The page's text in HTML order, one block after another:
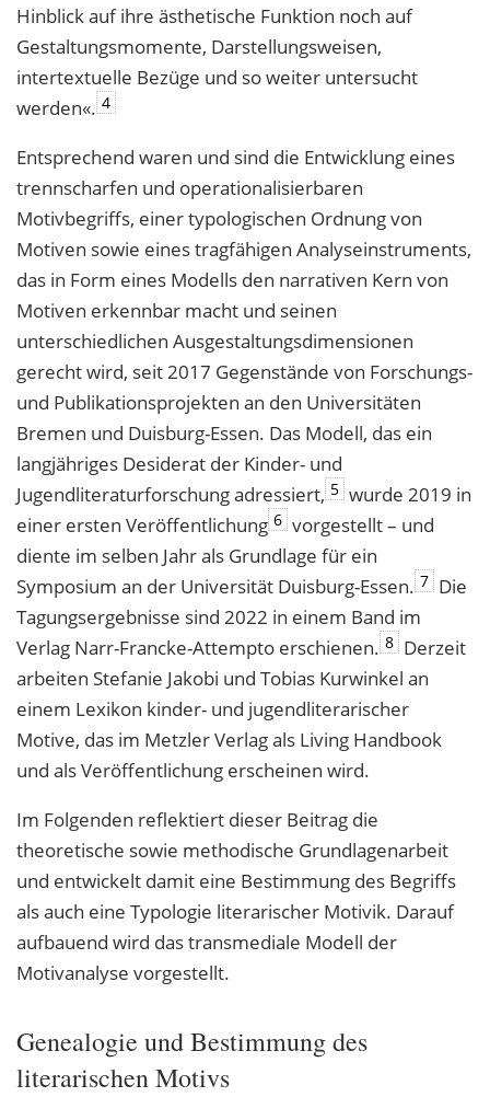
Hinblick auf ihre ästhetische Funktion noch auf
Gestaltungsmomente, Darstellungsweisen,
intertextuelle Bezüge und so weiter untersucht
werden«. 4
Entsprechend waren und sind die Entwicklung eines
trennscharfen und operationalisierbaren
Motivbegriffs, einer typologischen Ordnung von
Motiven sowie eines tragfähigen Analyseinstruments,
das in Form eines Modells den narrativen Kern von
Motiven erkennbar macht und seinen
unterschiedlichen Ausgestaltungsdimensionen
gerecht wird, seit 2017 Gegenstände von Forschungs-
und Publikationsprojekten an den Universitäten
Bremen und Duisburg-Essen. Das Modell, das ein
langjähriges Desiderat der Kinder- und
Jugendliteraturforschung adressiert, 5 wurde 2019 in
einer ersten Veröffentlichung 6 vorgestellt – und
diente im selben Jahr als Grundlage für ein
Symposium an der Universität Duisburg-Essen. 7 Die
Tagungsergebnisse sind 2022 in einem Band im
Verlag Narr-Francke-Attempto erschienen. 8 Derzeit
arbeiten Stefanie Jakobi und Tobias Kurwinkel an
einem Lexikon kinder- und jugendliterarischer
Motive, das im Metzler Verlag als Living Handbook
und als Veröffentlichung erscheinen wird.
Im Folgenden reflektiert dieser Beitrag die
theoretische sowie methodische Grundlagenarbeit
und entwickelt damit eine Bestimmung des Begriffs
als auch eine Typologie literarischer Motivik. Darauf
aufbauend wird das transmediale Modell der
Motivanalyse vorgestellt.
Genealogie und Bestimmung des
literarischen Motivs